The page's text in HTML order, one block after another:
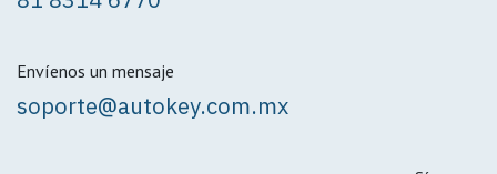
Envíenos un mensaje
soporte@autokey.com.mx